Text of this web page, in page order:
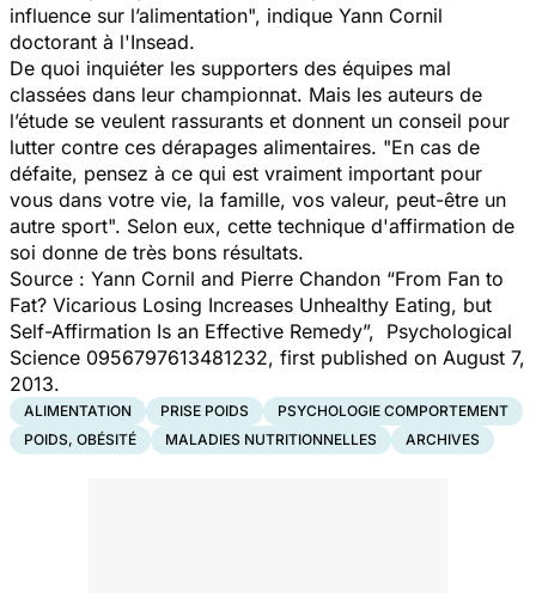
influence sur l’alimentation", indique Yann Cornil
doctorant à l'Insead.
De quoi inquiéter les supporters des équipes mal
classées dans leur championnat. Mais les auteurs de
l’étude se veulent rassurants et donnent un conseil pour
lutter contre ces dérapages alimentaires. "En cas de
défaite, pensez à ce qui est vraiment important pour
vous dans votre vie, la famille, vos valeur, peut-être un
autre sport". Selon eux, cette technique d'affirmation de
soi donne de très bons résultats.
Source : Yann Cornil and Pierre Chandon “From Fan to
Fat? Vicarious Losing Increases Unhealthy Eating, but
Self-Affirmation Is an Effective Remedy”, Psychological
Science 0956797613481232, first published on August 7,
2013.
ALIMENTATION PRISE POIDS
PSYCHOLOGIE COMPORTEMENT
POIDS, OBÉSITÉ
MALADIES NUTRITIONNELLES ARCHIVES